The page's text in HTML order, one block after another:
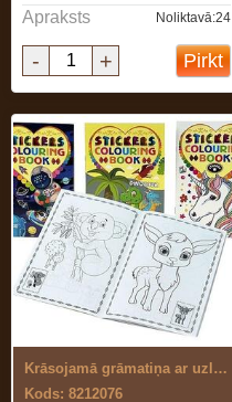
Apraksts Noliktavā:24
- + Pirkt
Krāsojamā grāmatiņa ar uzlīmēm
Kods: 8212076